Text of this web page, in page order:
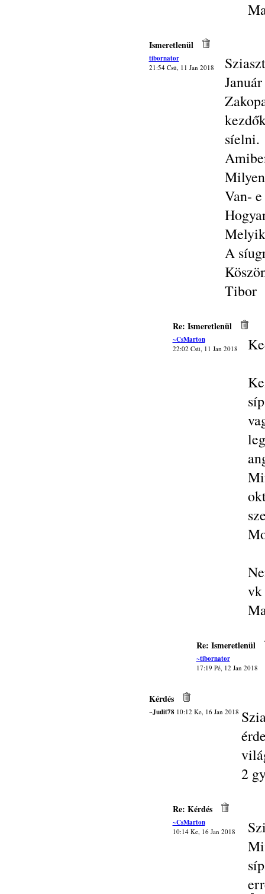
Ismeretlenül
tibornator
21:54 Csü, 11 Jan 2018
síelni.
Van-
A
Tibor
Re: Ismeretlenül
~CsMarton
22:02 Csü, 11 Jan 2018
vk
Re: Ismeretlenül
~tibornator
17:19 Pé, 12 Jan 2018
Kérdés
~Judit7810:12 Ke, 16 Jan 2018
2
Re: Kérdés
~CsMarton
10:14 Ke, 16 Jan 2018